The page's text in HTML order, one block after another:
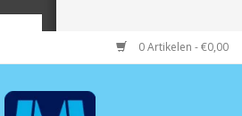
0 Artikelen - €0,00